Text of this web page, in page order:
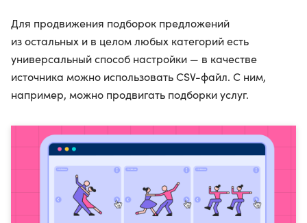
Для продвижения подборок предложений
из остальных и в целом любых категорий есть
универсальный способ настройки — в качестве
источника можно использовать СSV-файл. С ним,
например, можно продвигать подборки услуг.